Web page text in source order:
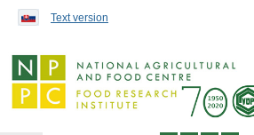
Text version